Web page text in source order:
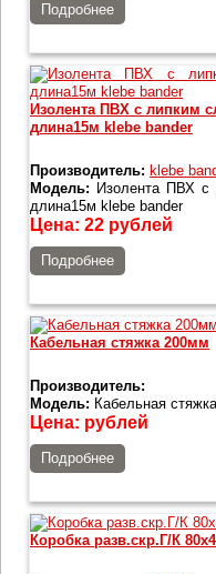
Подробнее
Изолента ПВХ с липким
длина15м klebe bander
Производитель: klebe
Модель: Изолента ПВХ с
длина15м klebe bander
Цена: 22 рублей
Подробнее
Кабельная стяжка 200мм
Производитель:
Модель: Кабельная
Цена: рублей
Подробнее
Коробка разв.скр.Г/К